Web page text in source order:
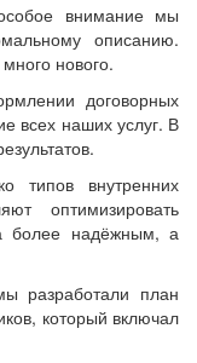
внимание мы
описанию.
нового.
договорных
всех наших услуг. В
типов внутренних
оптимизировать
более надёжным, а
разработали план
который включал